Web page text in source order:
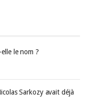
le nom ?
Sarkozy avait déjà